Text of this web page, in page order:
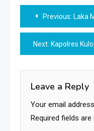
Post
navigation
Previous: Laka
Next: Kapolres Kulon
Leave a Reply
Your email
Required fields are